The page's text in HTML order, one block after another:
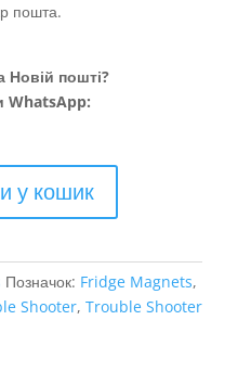
пошта.
Новій пошті?
WhatsApp:
у кошик
Позначок: Fridge Magnets,
Shooter, Trouble Shooter